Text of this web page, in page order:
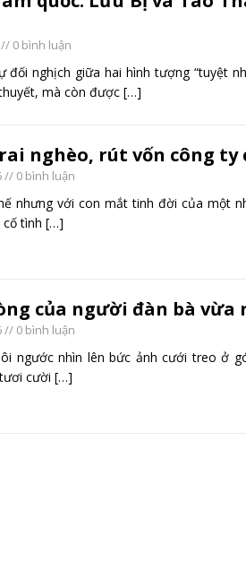
0 bình luận
nghịch giữa hai hình tượng “tuyệt
mà còn được […]
nghèo, rút vốn công ty
// 0 bình luận
nhưng với con mắt tinh đời của một
tình […]
của người đàn bà vừa
// 0 bình luận
ngước nhìn lên bức ảnh cưới treo ở
cười […]